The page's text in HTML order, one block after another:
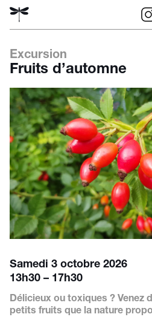
Rechercher
Excursion
Fruits d’automne
Samedi 3 octobre 2026
13h30 – 17h30
Délicieux ou toxiques ? Venez
petits fruits que la nature